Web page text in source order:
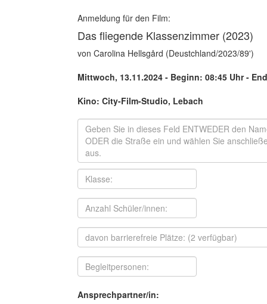
Anmeldung für den Film:
Das fliegende Klassenzimmer (2023)
von Carolina Hellsgård (Deustchland/2023/89')
Mittwoch, 13.11.2024 - Beginn: 08:45 Uhr-
Kino: City-Film-Studio, Lebach
Ansprechpartner/in: